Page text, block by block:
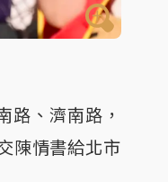
、濟南路，
陳情書給北市